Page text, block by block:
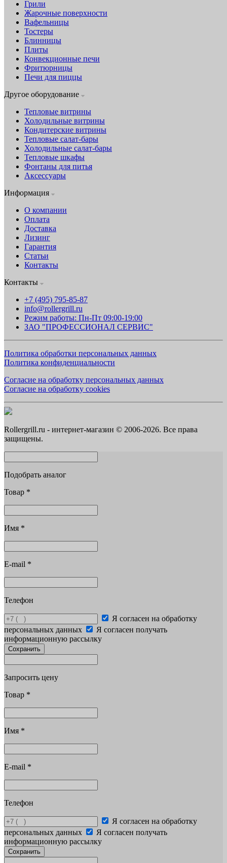
Грили
Жарочные поверхности
Вафельницы
Тостеры
Блинницы
Плиты
Конвекционные печи
Фритюрницы
Печи для пиццы
Другое оборудование
Тепловые витрины
Холодильные витрины
Кондитерские витрины
Тепловые салат-бары
Холодильные салат-бары
Тепловые шкафы
Фонтаны для питья
Аксессуары
Информация
О компании
Оплата
Доставка
Лизинг
Гарантия
Статьи
Контакты
Контакты
+7 (495) 795-85-87
info@rollergrill.ru
Режим работы: Пн-Пт 09:00-19:00
ЗАО "ПРОФЕССИОНАЛ СЕРВИС"
Политика обработки персональных данных
Политика конфиденциальности
Согласие на обработку персональных данных
Согласие на обработку cookies
Rollergrill.ru - интернет-магазин © 2006-2026. Все права
защищены.
Подобрать аналог
Товар *
Имя *
E-mail *
Телефон
Я согласен на обработку
персональных данных
Я согласен получать
информационную рассылку
Сохранить
Запросить цену
Товар *
Имя *
E-mail *
Телефон
Я согласен на обработку
персональных данных
Я согласен получать
информационную рассылку
Сохранить